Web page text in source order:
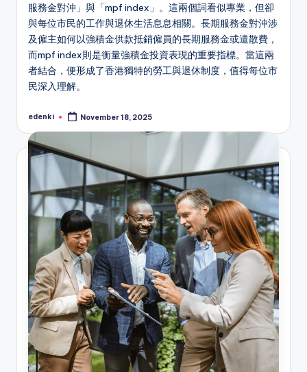
服務金對沖」與「mpf index」。這兩個詞看似專業，但卻
與每位市民的工作與退休生活息息相關。長期服務金對沖涉
及僱主如何以強積金供款抵銷僱員的長期服務金或遣散費，
而mpf index則是衡量強積金投資表現的重要指標。當這兩
者結合，便形成了香港獨特的勞工與退休制度，值得每位市
民深入理解。
Posted
edenki November 18, 2025